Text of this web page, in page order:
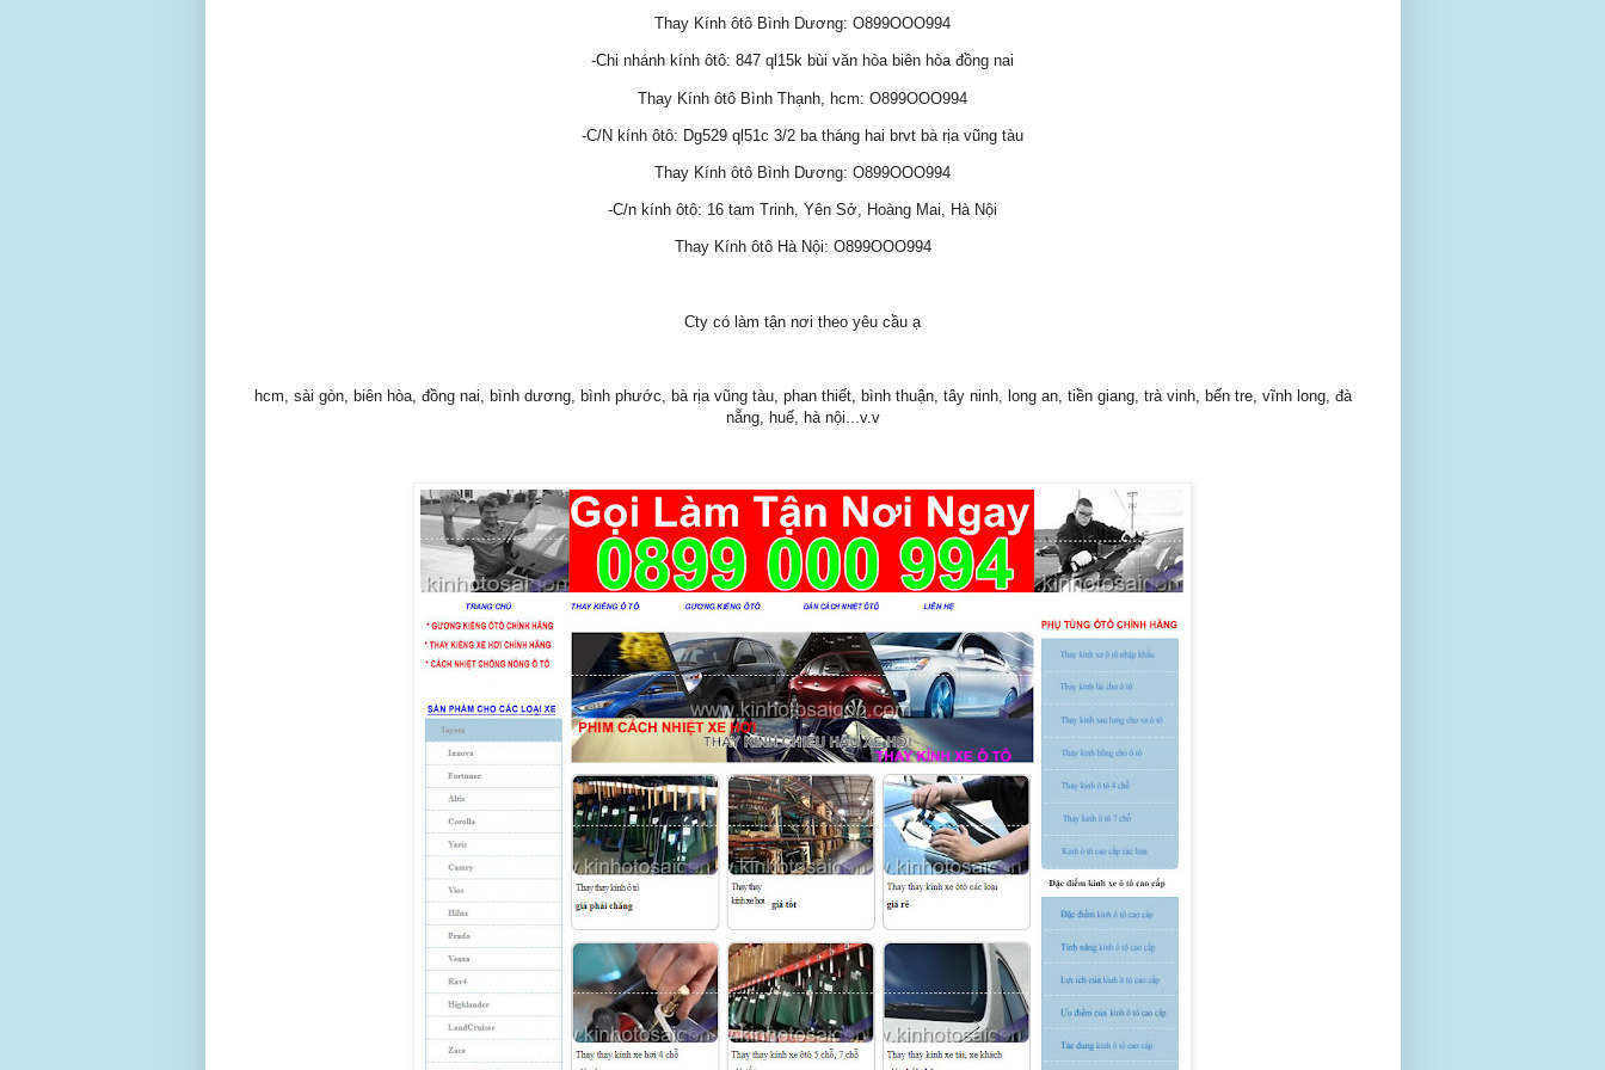
Thay Kính ôtô Bình Dương: O899OOO994
-Chi nhánh kính ôtô: 847 ql15k bùi văn hòa biên hòa đồng nai
Thay Kính ôtô Bình Thạnh, hcm: O899OOO994
-C/N kính ôtô: Dg529 ql51c 3/2 ba tháng hai brvt bà rịa vũng tàu
Thay Kính ôtô Bình Dương: O899OOO994
-C/n kính ôtô: 16 tam Trinh, Yên Sở, Hoàng Mai, Hà Nội
Thay Kính ôtô Hà Nội: O899OOO994
Cty có làm tận nơi theo yêu cầu ạ
hcm, sài gòn, biên hòa, đồng nai, bình dương, bình phước, bà rịa vũng tàu, phan thiết, bình thuận, tây ninh, long an, tiền giang, trà vinh, bến tre, vĩnh long, đà
nẵng, huế, hà nội...v.v